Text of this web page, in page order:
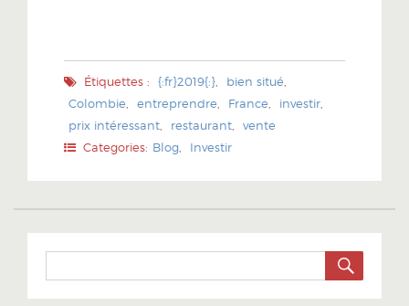
Étiquettes : {:fr}2019{:} bien situé
Colombie
entreprendre France investir
prix intéressant
restaurant
vente
Categories: Blog Investir